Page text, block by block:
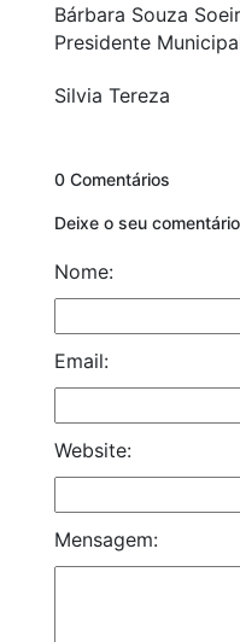
Bárbara Souza
Presidente
Silvia Tereza
0 Comentários
Deixe o seu
Nome:
Email:
Website:
Mensagem: